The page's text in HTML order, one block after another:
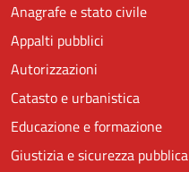
Anagrafe e stato civile
Appalti pubblici
Autorizzazioni
Catasto e urbanistica
Educazione e formazione
Giustizia e sicurezza pubblica